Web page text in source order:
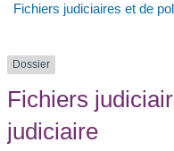
Fichiers judiciaires et de
Dossier
Fichiers
judiciaire